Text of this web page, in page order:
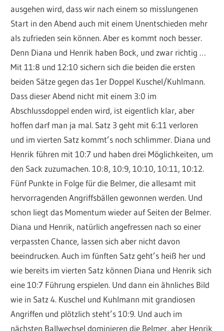
ausgehen wird, dass wir nach einem so misslungenen
Start in den Abend auch mit einem Unentschieden mehr
als zufrieden sein können. Aber es kommt noch besser.
Denn Diana und Henrik haben Bock, und zwar richtig …
Mit 11:8 und 12:10 sichern sich die beiden die ersten
beiden Sätze gegen das 1er Doppel Kuschel/Kuhlmann.
Dass dieser Abend nicht mit einem 3:0 im
Abschlussdoppel enden wird, ist eigentlich klar, aber
hoffen darf man ja mal. Satz 3 geht mit 6:11 verloren
und im vierten Satz kommt’s noch schlimmer. Diana und
Henrik führen mit 10:7 und haben drei Möglichkeiten, um
den Sack zuzumachen. 10:8, 10:9, 10:10, 10:11, 10:12.
Fünf Punkte in Folge für die Belmer, die allesamt mit
hervorragenden Angriffsbällen gewonnen werden. Und
schon liegt das Momentum wieder auf Seiten der Belmer.
Diana und Henrik, natürlich angefressen nach so einer
verpassten Chance, lassen sich aber nicht davon
beeindrucken. Auch im fünften Satz geht’s heiß her und
wie bereits im vierten Satz können Diana und Henrik sich
eine 10:7 Führung erspielen. Und dann ein ähnliches Bild
wie in Satz 4. Kuschel und Kuhlmann mit grandiosen
Angriffen und plötzlich steht’s 10:9. Und auch im
nächsten Ballwechsel dominieren die Belmer, aber Henrik